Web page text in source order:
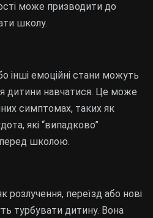
може призводити до
школу.
інші емоційні стани можуть
дитини навчатися. Це може
симптомах, таких як
які “випадково”
перед школою.
розлучення, переїзд або нові
турбувати дитину. Вона